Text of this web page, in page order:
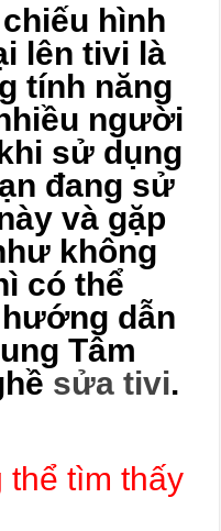
hình
lên tivi là
tính năng
người
sử dụng
đang sử
và gặp
không
có thể
dẫn
Tâm
sửa tivi.
tìm thấy